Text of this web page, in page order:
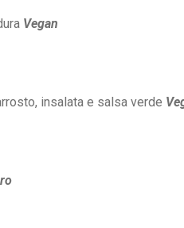
Vegan
insalata e salsa verde